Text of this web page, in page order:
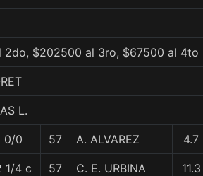
2do, $202500 al 3ro, $67500 al 4to
L.
0/0 57 A. ALVAREZ 4.7
1/4 c 57 C. E. URBINA 11.3